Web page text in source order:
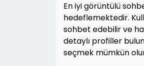
En iyi görüntülü
hedeflemektedir.
sohbet edebilir ve
detaylı profiller
seçmek mümkün